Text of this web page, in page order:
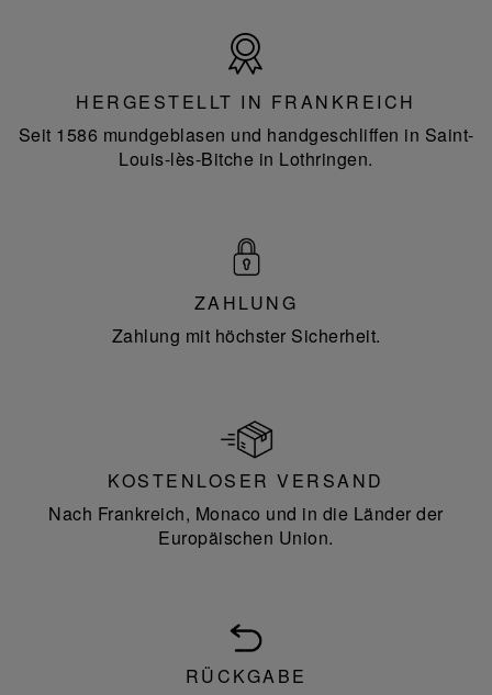
Frankreich
HERGESTELLT IN FRANKREICH
Seit 1586 mundgeblasen und handgeschliffen in Saint-
Louis-lès-Bitche in Lothringen.
ZAHLUNG
Zahlung mit höchster Sicherheit.
KOSTENLOSER VERSAND
Nach Frankreich, Monaco und in die Länder der
Europäischen Union.
RÜCKGABE